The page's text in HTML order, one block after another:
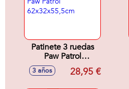
Patinete 3 ruedas
Paw Patrol
62x32x55,5cm
3 años 28,95 €